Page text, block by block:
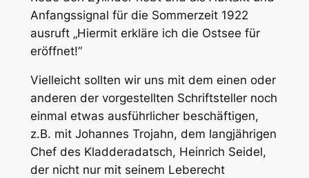
Anfangssignal für die Sommerzeit 1922
ausruft „Hiermit erkläre ich die Ostsee für
eröffnet!“
Vielleicht sollten wir uns mit dem einen oder
anderen der vorgestellten Schriftsteller noch
einmal etwas ausführlicher beschäftigen,
z.B. mit Johannes Trojahn, dem langjährigen
Chef des Kladderadatsch, Heinrich Seidel,
der nicht nur mit seinem Leberecht